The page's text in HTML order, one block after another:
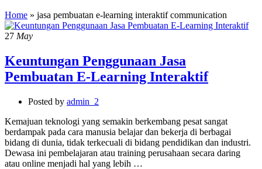
Home » jasa pembuatan e-learning interaktif communication
27 May
Keuntungan Penggunaan Jasa
Pembuatan E-Learning Interaktif
Posted by admin_2
Kemajuan teknologi yang semakin berkembang pesat sangat
berdampak pada cara manusia belajar dan bekerja di berbagai
bidang di dunia, tidak terkecuali di bidang pendidikan dan industri.
Dewasa ini pembelajaran atau training perusahaan secara daring
atau online menjadi hal yang lebih …